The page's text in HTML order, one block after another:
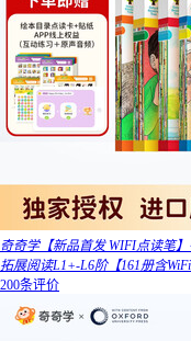
奇奇学【新品首发 WIFI点读笔
拓展阅读L1+-L6阶【161册含
200条评价